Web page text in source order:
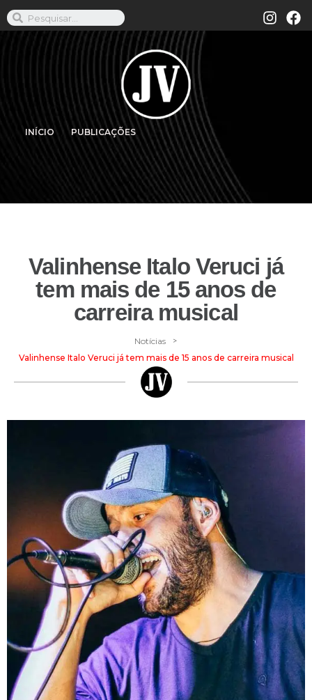
INÍCIO PUBLICAÇÕES
Valinhense Italo Veruci já
tem mais de 15 anos de
carreira musical
Notícias >
Valinhense Italo Veruci já tem mais de 15 anos de carreira musical